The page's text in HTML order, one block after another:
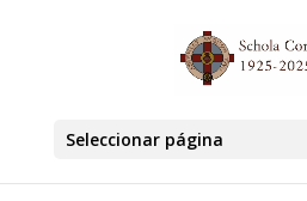
Seleccionar página